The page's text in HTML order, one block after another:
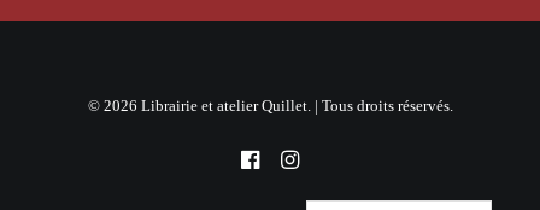
© 2026 Librairie et atelier Quillet. | Tous droits réservés.